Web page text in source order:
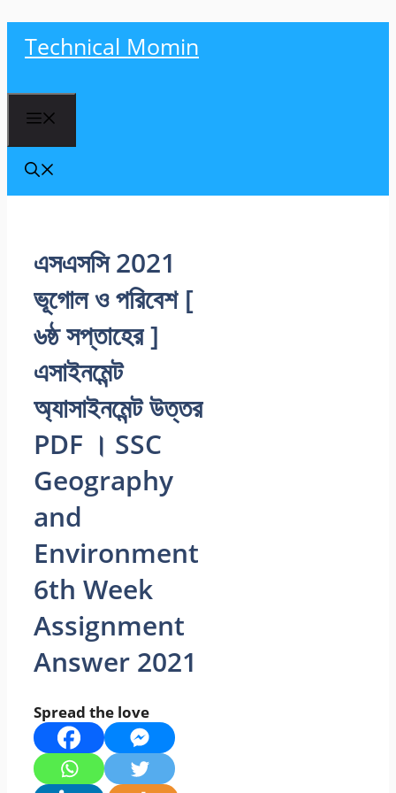
Technical Momin
এসএসসি 2021
ভূগোল ও পরিবেশ [
৬ষ্ঠ সপ্তাহের ]
এসাইনমেন্ট
অ্যাসাইনমেন্ট উত্তর
PDF । SSC
Geography
and
Environment
6th Week
Assignment
Answer 2021
Spread the love